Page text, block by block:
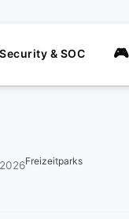
Security & SOC
Freizeitparks